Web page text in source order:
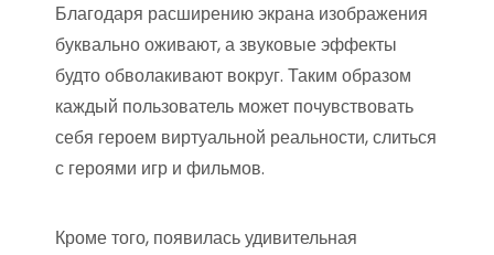
Благодаря расширению экрана изображения
буквально оживают, а звуковые эффекты
будто обволакивают вокруг. Таким образом
каждый пользователь может почувствовать
себя героем виртуальной реальности, слиться
с героями игр и фильмов.
Кроме того, появилась удивительная